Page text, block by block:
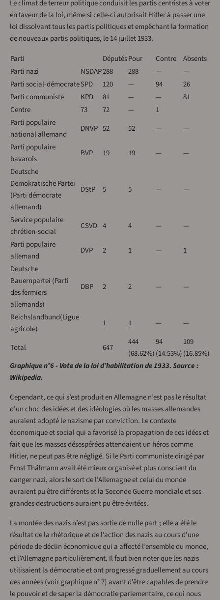
Le climat de terreur politique conduisit les partis centristes à voter
en faveur de la loi, même si celle-ci autorisait Hitler à passer une
loi dissolvant tous les partis politiques et empêchant la formation
de nouveaux partis politiques, le 14 juillet 1933.
Parti
DéputésPour Contre
Absents
Parti nazi
NSDAP288 288 —
—
Parti social-démocrateSPD 120 — 94
26
Parti communiste
KPD 81 — —
81
Centre
73 72 —
1
Parti populaire
national allemand
DNVP 52 52 —
—
Parti populaire
bavarois
BVP 19 19 —
—
Deutsche
Demokratische Partei
(Parti démocrate
allemand)
DStP 5 5 — —
Service populaire
chrétien-social
CSVD 4 4 —
—
Parti populaire
allemand
DVP 2 1 —
1
Deutsche
Bauernpartei (Parti
des fermiers
allemands)
DBP 2 2 — —
Reichslandbund(Ligue
agricole)
1 1 — —
Total 647
444
(68.62%)
94
(14.53%)
109
(16.85%)
Graphique n°6 - Vote de la loi d’habilitation de 1933. Source :
Wikipedia.
Cependant, ce qui s’est produit en Allemagne n’est pas le résultat
d’un choc des idées et des idéologies où les masses allemandes
auraient adopté le nazisme par conviction. Le contexte
économique et social qui a favorisé la propagation de ces idées et
fait que les masses désespérées attendaient un héros comme
Hitler, ne peut pas être négligé. Si le Parti communiste dirigé par
Ernst Thälmann avait été mieux organisé et plus conscient du
danger nazi, alors le sort de l’Allemagne et celui du monde
auraient pu être différents et la Seconde Guerre mondiale et ses
grandes destructions auraient pu être évitées.
La montée des nazis n’est pas sortie de nulle part ; elle a été le
résultat de la rhétorique et de l’action des nazis au cours d’une
période de déclin économique qui a affecté l’ensemble du monde,
et l’Allemagne particulièrement. Il faut bien noter que les nazis
utilisaient la démocratie et ont progressé graduellement au cours
des années (voir graphique n° 7) avant d’être capables de prendre
le pouvoir et de saper la démocratie parlementaire, ce qui nous